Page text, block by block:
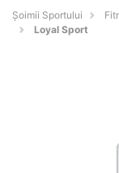
Șoimii Sportului
Loyal Sport